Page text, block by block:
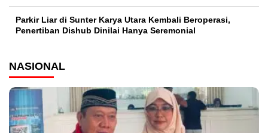
Parkir Liar di Sunter Karya Utara Kembali Beroperasi,
Penertiban Dishub Dinilai Hanya Seremonial
NASIONAL